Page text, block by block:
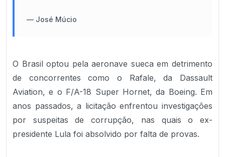
— José Múcio
O Brasil optou pela aeronave sueca em detrimento
de concorrentes como o Rafale, da Dassault
Aviation, e o F/A-18 Super Hornet, da Boeing. Em
anos passados, a licitação enfrentou investigações
por suspeitas de corrupção, nas quais o ex-
presidente Lula foi absolvido por falta de provas.